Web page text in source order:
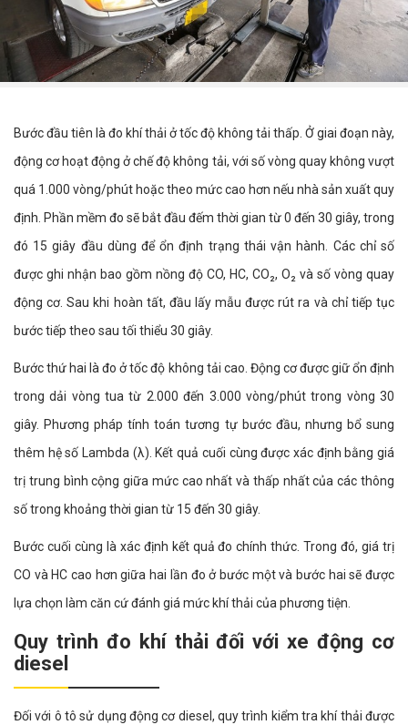
Bước đầu tiên là đo khí thải ở tốc độ không tải thấp. Ở giai đoạn này,
động cơ hoạt động ở chế độ không tải, với số vòng quay không vượt
quá 1.000 vòng/phút hoặc theo mức cao hơn nếu nhà sản xuất quy
định. Phần mềm đo sẽ bắt đầu đếm thời gian từ 0 đến 30 giây, trong
đó 15 giây đầu dùng để ổn định trạng thái vận hành. Các chỉ số
được ghi nhận bao gồm nồng độ CO, HC, CO₂, O₂ và số vòng quay
động cơ. Sau khi hoàn tất, đầu lấy mẫu được rút ra và chỉ tiếp tục
bước tiếp theo sau tối thiểu 30 giây.
Bước thứ hai là đo ở tốc độ không tải cao. Động cơ được giữ ổn định
trong dải vòng tua từ 2.000 đến 3.000 vòng/phút trong vòng 30
giây. Phương pháp tính toán tương tự bước đầu, nhưng bổ sung
thêm hệ số Lambda (λ). Kết quả cuối cùng được xác định bằng giá
trị trung bình cộng giữa mức cao nhất và thấp nhất của các thông
số trong khoảng thời gian từ 15 đến 30 giây.
Bước cuối cùng là xác định kết quả đo chính thức. Trong đó, giá trị
CO và HC cao hơn giữa hai lần đo ở bước một và bước hai sẽ được
lựa chọn làm căn cứ đánh giá mức khí thải của phương tiện.
Quy trình đo khí thải đối với xe động cơ
diesel
Đối với ô tô sử dụng động cơ diesel, quy trình kiểm tra khí thải được